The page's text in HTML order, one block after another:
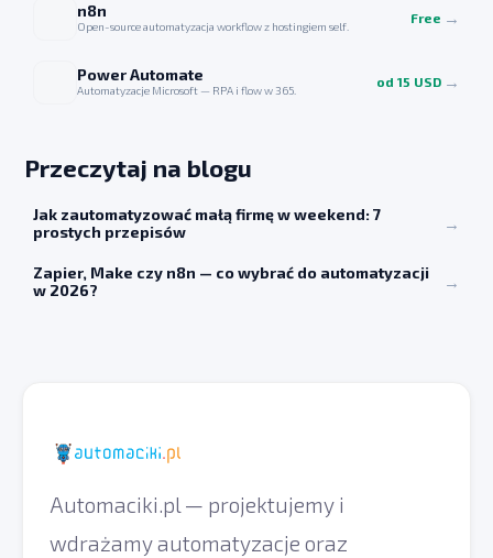
n8n
Open-source automatyzacja workflow z hostingiem self.
Free →
Power Automate
Automatyzacje Microsoft — RPA i flow w 365.
od 15 USD →
Przeczytaj na blogu
Jak zautomatyzować małą firmę w weekend: 7
prostych przepisów
→
Zapier, Make czy n8n — co wybrać do automatyzacji
w 2026?
→
Automaciki.pl — projektujemy i
wdrażamy automatyzacje oraz